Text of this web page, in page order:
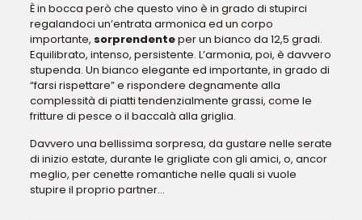
È in bocca però che questo vino è in grado di stupirci
regalandoci un’entrata armonica ed un corpo
importante, sorprendenteper un bianco da 12,5 gradi.
Equilibrato, intenso, persistente. L’armonia, poi, è davvero
stupenda. Un bianco elegante ed importante, in grado di
“farsi rispettare” e rispondere degnamente alla
complessità di piatti tendenzialmente grassi, come le
fritture di pesce o il baccalà alla griglia.
Davvero una bellissima sorpresa, da gustare nelle serate
di inizio estate, durante le grigliate con gli amici, o, ancor
meglio, per cenette romantiche nelle quali si vuole
stupire il proprio partner…